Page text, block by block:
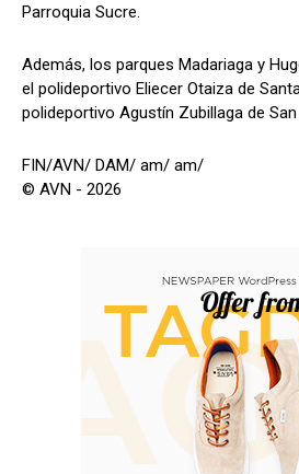
Parroquia Sucre.
Además, los parques Madariaga y
el polideportivo Eliecer Otaiza de
polideportivo Agustín Zubillaga de
FIN/AVN/ DAM/ am/ am/
© AVN - 2026